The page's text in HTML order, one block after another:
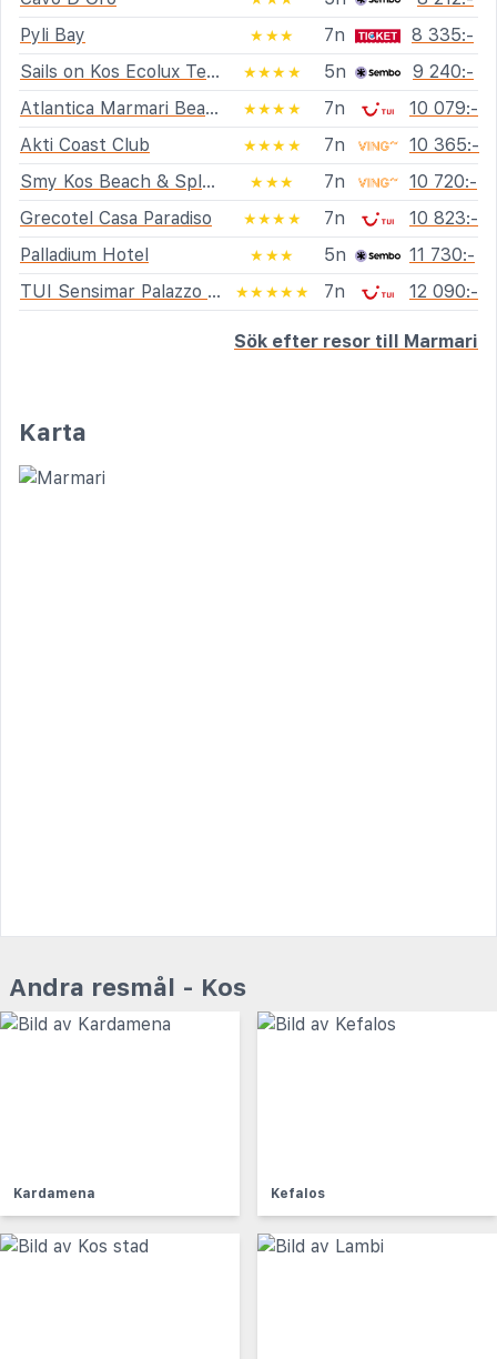
Pyli Bay
★★★ 7n
8 335:-
Sails on Kos Ecolux Tented Village
★★★★ 5n
9 240:-
Atlantica Marmari Beach
★★★★ 7n
10 079:-
Akti Coast Club
★★★★ 7n
10 365:-
Smy Kos Beach & Splash
★★★ 7n
10 720:-
Grecotel Casa Paradiso
★★★★ 7n
10 823:-
Palladium Hotel
★★★ 5n
11 730:-
TUI Sensimar Palazzo del Mare
★★★★★ 7n 12 090:-
Sök efter resor till Marmari
Karta
Andra resmål - Kos
Kardamena Kefalos